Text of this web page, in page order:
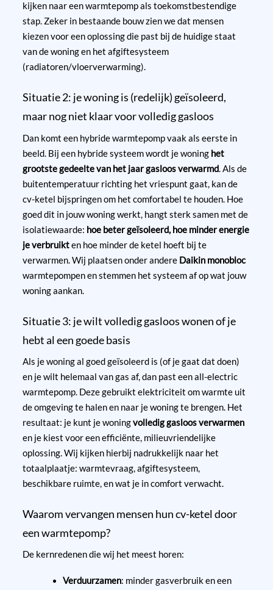
kijken naar een warmtepomp als toekomstbestendige
stap. Zeker in bestaande bouw zien we dat mensen
kiezen voor een oplossing die past bij de huidige staat
van de woning en het afgiftesysteem
(radiatoren/vloerverwarming).
Situatie 2: je woning is (redelijk) geïsoleerd,
maar nog niet klaar voor volledig gasloos
Dan komt een hybride warmtepomp vaak als eerste in
beeld. Bij een hybride systeem wordt je woning het
grootste gedeelte van het jaar gasloos verwarmd. Als de
buitentemperatuur richting het vriespunt gaat, kan de
cv-ketel bijspringen om het comfortabel te houden. Hoe
goed dit in jouw woning werkt, hangt sterk samen met de
isolatiewaarde: hoe beter geïsoleerd, hoe minder energie
je verbruikten hoe minder de ketel hoeft bij te
verwarmen. Wij plaatsen onder andere Daikin monobloc
warmtepompen en stemmen het systeem af op wat jouw
woning aankan.
Situatie 3: je wilt volledig gasloos wonen of je
hebt al een goede basis
Als je woning al goed geïsoleerd is (of je gaat dat doen)
en je wilt helemaal van gas af, dan past een all-electric
warmtepomp. Deze gebruikt elektriciteit om warmte uit
de omgeving te halen en naar je woning te brengen. Het
resultaat: je kunt je woningvolledig gasloos verwarmen
en je kiest voor een efficiënte, milieuvriendelijke
oplossing. Wij kijken hierbij nadrukkelijk naar het
totaalplaatje: warmtevraag, afgiftesysteem,
beschikbare ruimte, en wat je in comfort verwacht.
Waarom vervangen mensen hun cv-ketel door
een warmtepomp?
De kernredenen die wij het meest horen:
Verduurzamen: minder gasverbruik en een